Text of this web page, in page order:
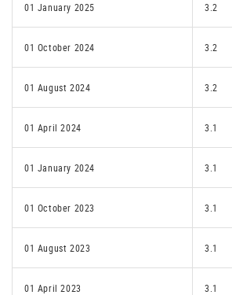
01 January 2025 3.2
01 October 2024 3.2
01 August 2024 3.2
01 April 2024 3.1
01 January 2024 3.1
01 October 2023 3.1
01 August 2023 3.1
01 April 2023 3.1